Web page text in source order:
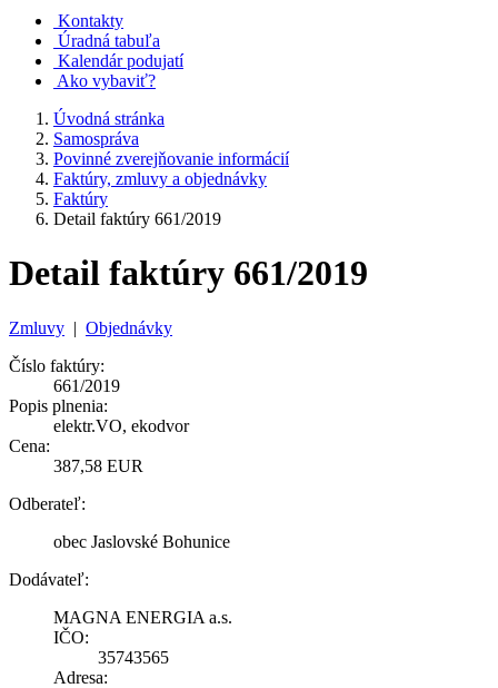
Kontakty
Úradná tabuľa
Kalendár podujatí
Ako vybaviť?
Úvodná stránka
Samospráva
Povinné zverejňovanie informácií
Faktúry, zmluvy a objednávky
Faktúry
Detail faktúry 661/2019
Detail faktúry 661/2019
Zmluvy | Objednávky
Číslo faktúry:
661/2019
Popis plnenia:
elektr.VO, ekodvor
Cena:
387,58 EUR
Odberateľ:
obec Jaslovské Bohunice
Dodávateľ:
MAGNA ENERGIA a.s.
IČO:
35743565
Adresa: